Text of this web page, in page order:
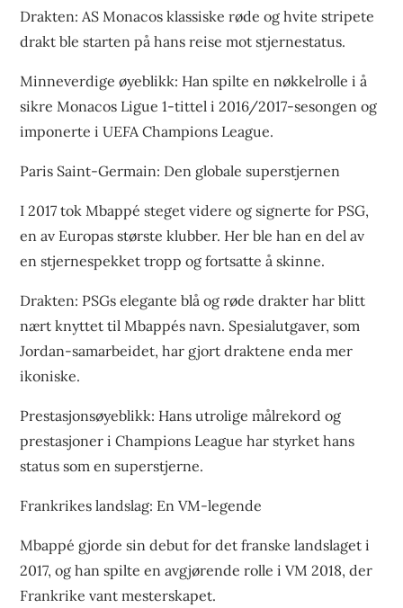
Drakten: AS Monacos klassiske røde og hvite stripete
drakt ble starten på hans reise mot stjernestatus.
Minneverdige øyeblikk: Han spilte en nøkkelrolle i å
sikre Monacos Ligue 1-tittel i 2016/2017-sesongen og
imponerte i UEFA Champions League.
Paris Saint-Germain: Den globale superstjernen
I 2017 tok Mbappé steget videre og signerte for PSG,
en av Europas største klubber. Her ble han en del av
en stjernespekket tropp og fortsatte å skinne.
Drakten: PSGs elegante blå og røde drakter har blitt
nært knyttet til Mbappés navn. Spesialutgaver, som
Jordan-samarbeidet, har gjort draktene enda mer
ikoniske.
Prestasjonsøyeblikk: Hans utrolige målrekord og
prestasjoner i Champions League har styrket hans
status som en superstjerne.
Frankrikes landslag: En VM-legende
Mbappé gjorde sin debut for det franske landslaget i
2017, og han spilte en avgjørende rolle i VM 2018, der
Frankrike vant mesterskapet.